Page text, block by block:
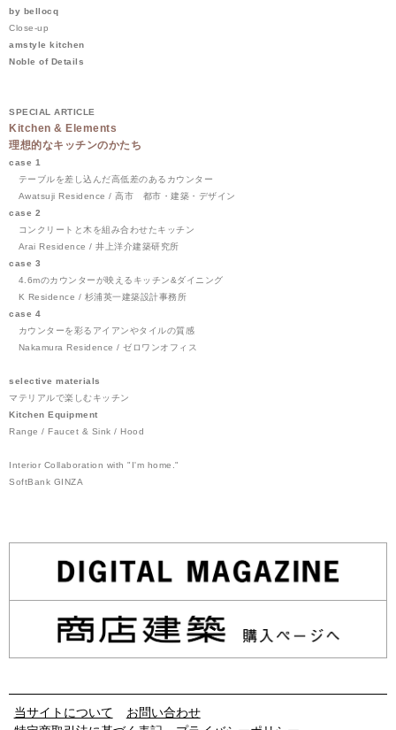
by bellocq
Close-up
amstyle kitchen
Noble of Details
SPECIAL ARTICLE
Kitchen & Elements
理想的なキッチンのかたち
case 1
テーブルを差し込んだ高低差のあるカウンター
Awatsuji Residence / 高市 都市・建築・デザイン
case 2
コンクリートと木を組み合わせたキッチン
Arai Residence / 井上洋介建築研究所
case 3
4.6mのカウンターが映えるキッチン&ダイニング
K Residence / 杉浦英一建築設計事務所
case 4
カウンターを彩るアイアンやタイルの質感
Nakamura Residence / ゼロワンオフィス
selective materials
マテリアルで楽しむキッチン
Kitchen Equipment
Range / Faucet & Sink / Hood
Interior Collaboration with "I'm home."
SoftBank GINZA
当サイトについて
お問い合わせ